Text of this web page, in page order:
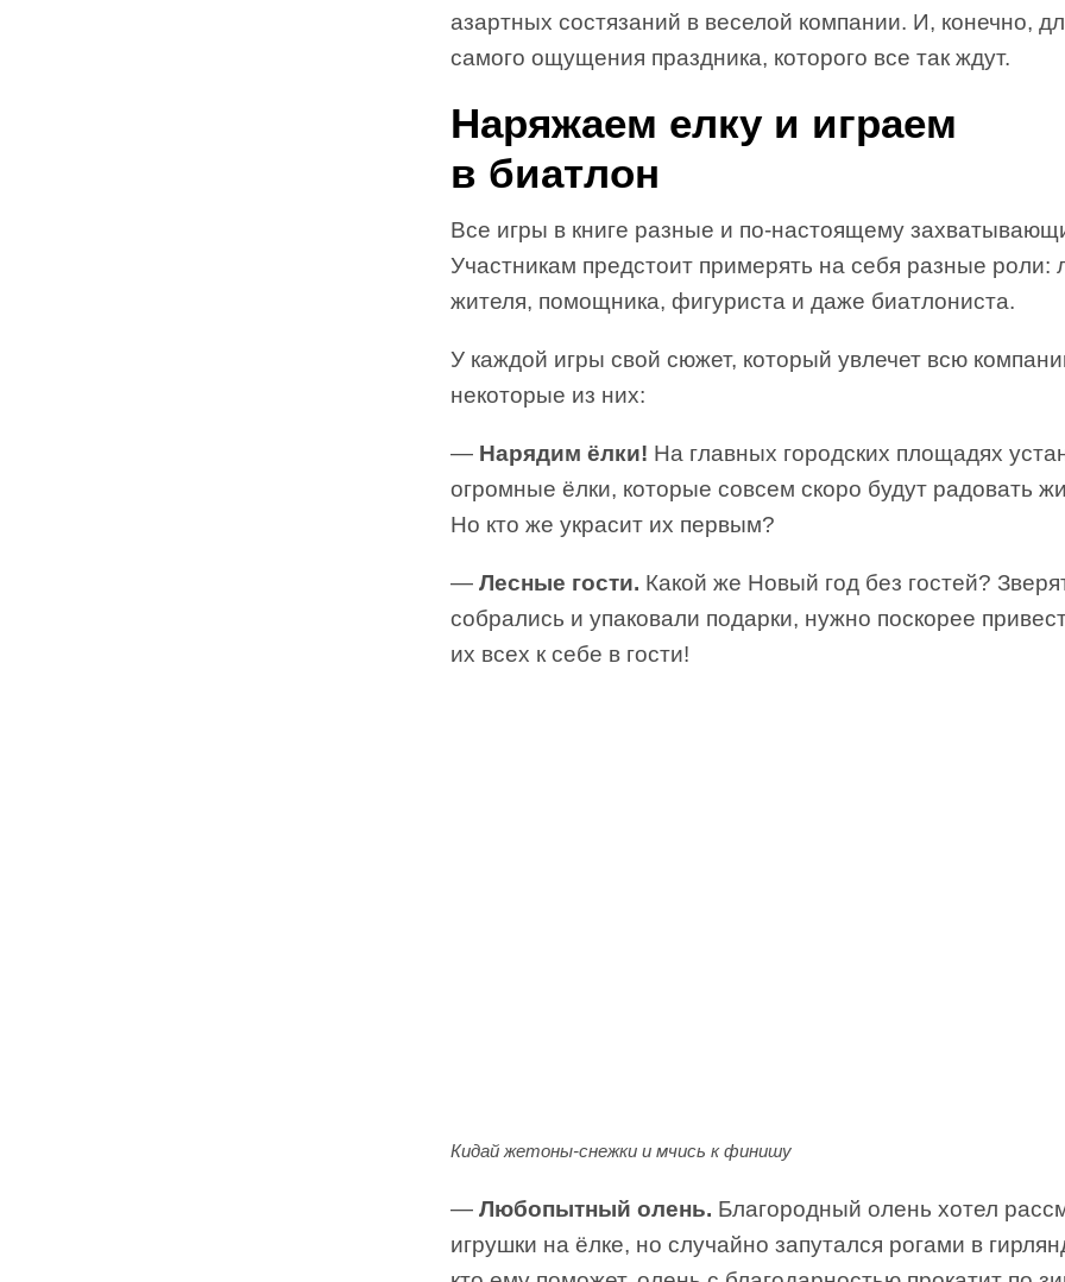
азартных состязаний в веселой компании. И, конечно,
самого ощущения праздника, которого все так ждут.
Наряжаем елку и играем
в биатлон
Все игры в книге разные и по-настоящему
Участникам предстоит примерять на себя разные роли:
жителя, помощника, фигуриста и даже биатлониста.
У каждой игры свой сюжет, который увлечет всю
некоторые из них:
— Нарядим ёлки! На главных городских площадях
огромные ёлки, которые совсем скоро будут радовать
Но кто же украсит их первым?
— Лесные гости. Какой же Новый год без гостей?
собрались и упаковали подарки, нужно поскорее
их всех к себе в гости!
Кидай жетоны-снежки и мчись к финишу
— Любопытный олень. Благородный олень хотел
игрушки на ёлке, но случайно запутался рогами в